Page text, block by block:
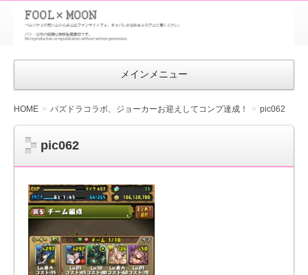
FOOL×MOON
｜ペルソナ
3 荒ハム中
メインメニュー
HOME パズドラコラボ、ジョーカーお迎えしてコンプ達成！ pic062
pic062